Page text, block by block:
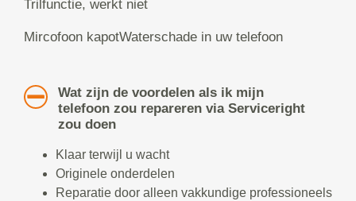
Trilfunctie, werkt niet
Mircofoon kapotWaterschade in uw telefoon
Wat zijn de voordelen als ik mijn
telefoon zou repareren via Serviceright
zou doen
Klaar terwijl u wacht
Originele onderdelen
Reparatie door alleen vakkundige professioneels